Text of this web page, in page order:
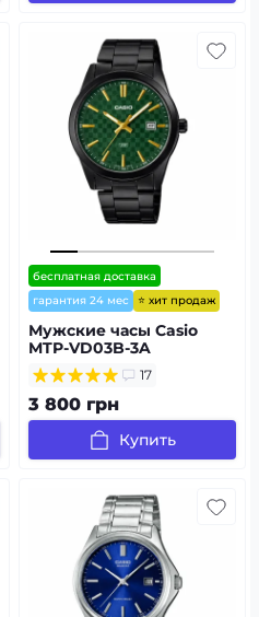
бесплатная доставка
гарантия 24 мес
⭐ хит продаж
Мужские часы Casio
MTP-VD03B-3A
17
3 800 грн
Купить